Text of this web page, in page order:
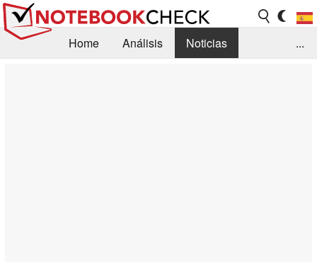
Home Análisis
Noticias
...